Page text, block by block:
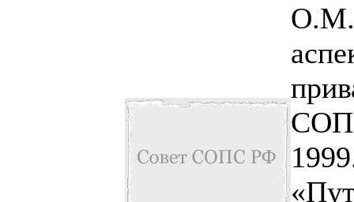
О.М.